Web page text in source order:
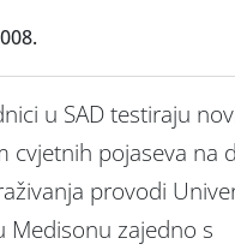
u SAD testiraju
cvjetnih pojaseva na
provodi
Medisonu zajedno s